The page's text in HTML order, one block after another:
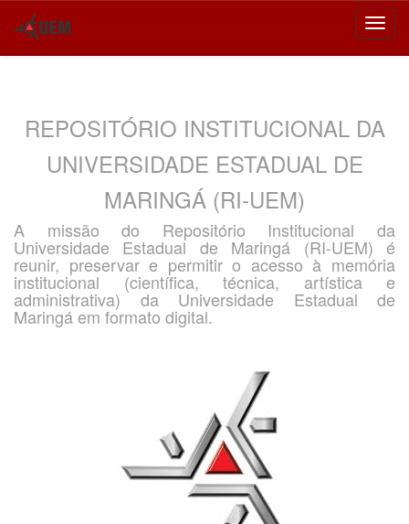
REPOSITÓRIO INSTITUCIONAL DA
UNIVERSIDADE ESTADUAL DE
MARINGÁ (RI-UEM)
A missão do Repositório Institucional da
Universidade Estadual de Maringá (RI-UEM) é
reunir, preservar e permitir o acesso à memória
institucional (científica, técnica, artística e
administrativa) da Universidade Estadual de
Maringá em formato digital.